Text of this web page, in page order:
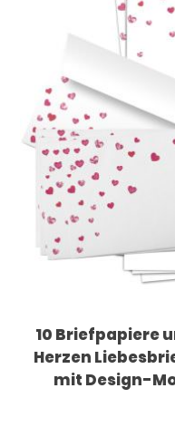
10 Briefpapiere
Herzen
mit Design-